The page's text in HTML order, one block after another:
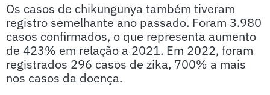
Os casos de chikungunya também tiveram
registro semelhante ano passado. Foram 3.980
casos confirmados, o que representa aumento
de 423% em relação a 2021. Em 2022, foram
registrados 296 casos de zika, 700% a mais
nos casos da doença.